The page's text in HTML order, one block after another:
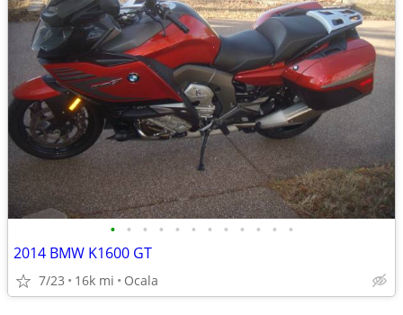
• • • • • • • • • • • •
2014 BMW K1600 GT
7/23 16k mi Ocala